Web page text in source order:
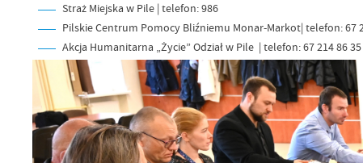
Straż Miejska w Pile | telefon: 986
Pilskie Centrum Pomocy Bliźniemu Monar-Markot| telefon: 67
Akcja Humanitarna „Życie” Odział w Pile | telefon: 67 214 86 35